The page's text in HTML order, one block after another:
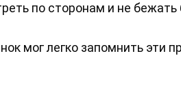
по сторонам и не бежать
мог легко запомнить эти